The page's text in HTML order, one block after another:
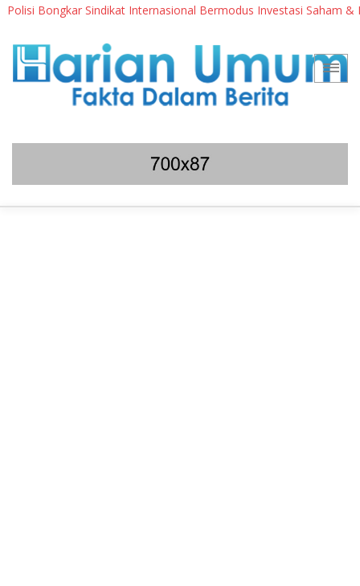
Bongkar Sindikat Internasional Bermodus Investasi Saham & Kripto